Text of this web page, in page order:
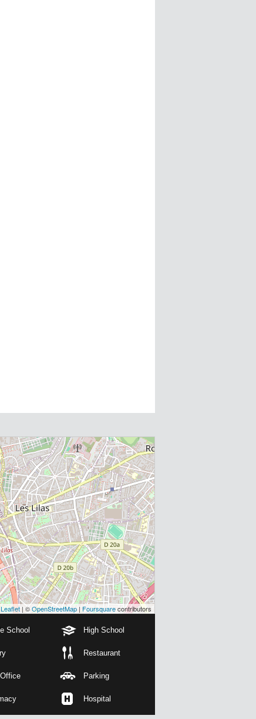
Leaflet | ©OpenStreetMap | Foursquarecontributors
School High School
Restaurant
Parking
Hospital